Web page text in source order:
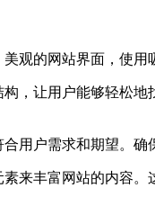
的网站界面，使用
让用户能够轻松地
户需求和期望。确
丰富网站的内容。